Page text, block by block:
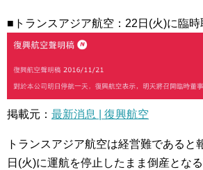
■トランスアジア航空：22日(火)に臨
掲載元： 最新消息 | 復興航空
トランスアジア航空は経営難であると
日(火)に運航を停止したまま倒産とな